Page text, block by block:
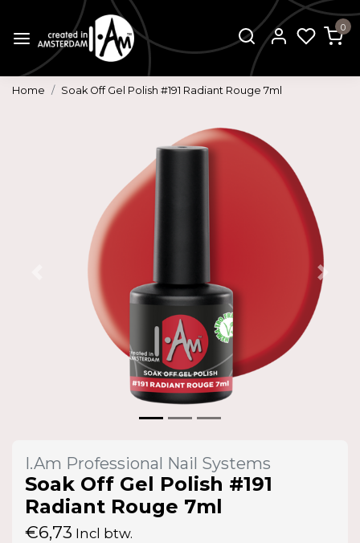
0
Home Soak Off Gel Polish #191 Radiant Rouge 7ml
I.Am Professional Nail Systems
Soak Off Gel Polish #191
Radiant Rouge 7ml
€6,73 Incl btw.